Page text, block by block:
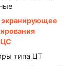
экранирующее
типа ЦТ